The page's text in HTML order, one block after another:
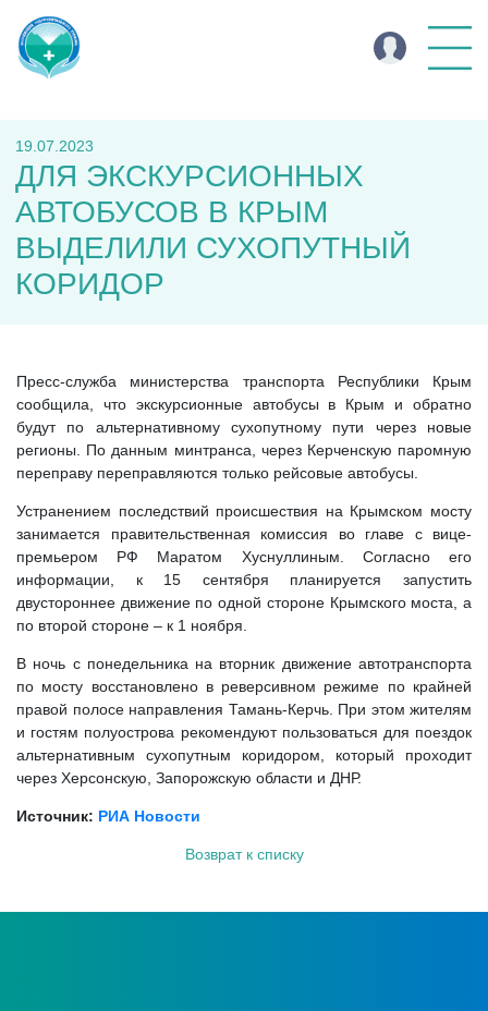
19.07.2023
ДЛЯ ЭКСКУРСИОННЫХ
АВТОБУСОВ В КРЫМ
ВЫДЕЛИЛИ СУХОПУТНЫЙ
КОРИДОР
Пресс-служба министерства транспорта Республики Крым
сообщила, что экскурсионные автобусы в Крым и обратно
будут по альтернативному сухопутному пути через новые
регионы. По данным минтранса, через Керченскую паромную
переправу переправляются только рейсовые автобусы.
Устранением последствий происшествия на Крымском мосту
занимается правительственная комиссия во главе с вице-
премьером РФ Маратом Хуснуллиным. Согласно его
информации, к 15 сентября планируется запустить
двустороннее движение по одной стороне Крымского моста, а
по второй стороне – к 1 ноября.
В ночь с понедельника на вторник движение автотранспорта
по мосту восстановлено в реверсивном режиме по крайней
правой полосе направления Тамань-Керчь. При этом жителям
и гостям полуострова рекомендуют пользоваться для поездок
альтернативным сухопутным коридором, который проходит
через Херсонскую, Запорожскую области и ДНР.
Источник: РИА Новости
Возврат к списку